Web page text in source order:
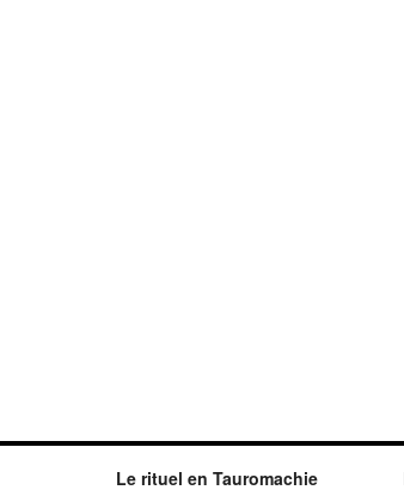
Le rituel en Tauromachie